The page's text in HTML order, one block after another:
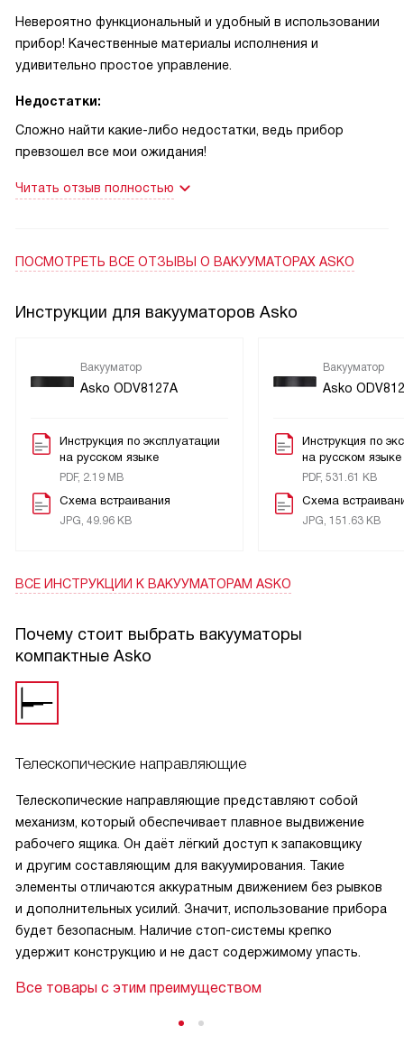
настоящим спасением для моих домашних заготовок.
Теперь все соки и соусы остаются внутри упаковки, а не
серый цвет, стеклянный фасад и металлическая рамка для
бесшовного монтажа - все это выглядит очень стильно и
современно. Мне нравится, что устройство можно
позволяет экономить пространство на кухне.
помощником, но и стильным дополнением интерьера моей
кухни!
Невероятно функциональный и удобный в использовании
прибор! Качественные материалы исполнения и
удивительно простое управление.
Недостатки:
Сложно найти какие-либо недостатки, ведь прибор
превзошел все мои ожидания!
Читать отзыв полностью
ПОСМОТРЕТЬ ВСЕ ОТЗЫВЫ О ВАКУУМАТОРАХ ASKO
Инструкции для вакууматоров Asko
Вакууматор
Asko ODV8127A
Инструкция по эксплуатации
на русском языке
PDF, 2.19 MB
Схема встраивания
JPG, 49.96 KB
Вакууматор
Asko
Инструкция по
на русском языке
PDF, 531.61 KB
Схема
JPG, 151.63 KB
ВСЕ ИНСТРУКЦИИ К ВАКУУМАТОРАМ ASKO
Почему стоит выбрать вакууматоры
компактные Asko
Телескопические направляющие
Телескопические направляющие представляют собой
механизм, который обеспечивает плавное выдвижение
рабочего ящика. Он даёт лёгкий доступ к запаковщику
и другим составляющим для вакуумирования. Такие
элементы отличаются аккуратным движением без рывков
и дополнительных усилий. Значит, использование прибора
будет безопасным. Наличие стоп-системы крепко
удержит конструкцию и не даст содержимому упасть.
Все товары с этим преимуществом